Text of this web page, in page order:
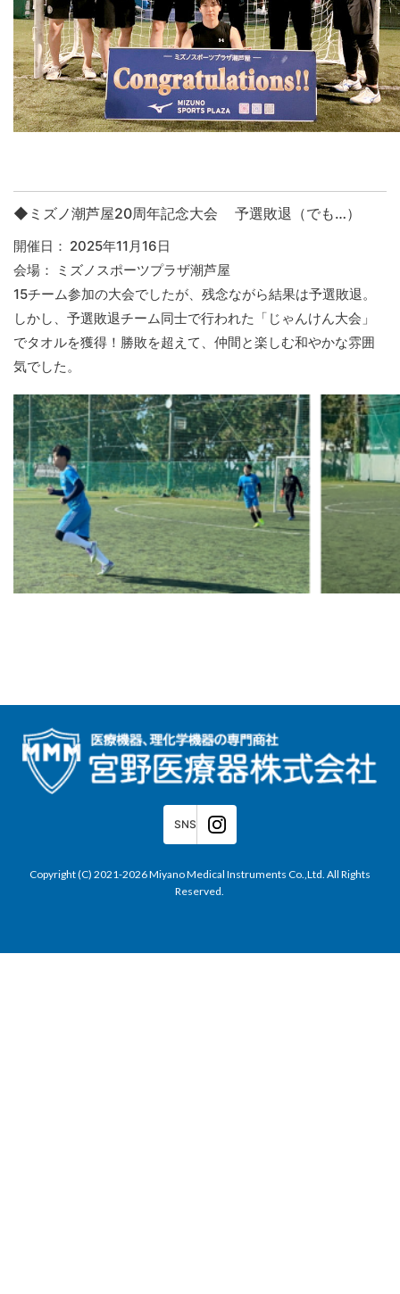
◆ ミズノ潮芦屋20周年記念大会 予選敗退（でも…）
開催日： 2025年11月16日
会場： ミズノスポーツプラザ潮芦屋
15チーム参加の大会でしたが、残念ながら結果は予選敗退。
しかし、予選敗退チーム同士で行われた「じゃんけん大会」
でタオルを獲得！勝敗を超えて、仲間と楽しむ和やかな雰囲
気でした。
SNS
Copyright (C) 2021-2026 Miyano Medical Instruments Co.,Ltd. All Rights
Reserved.